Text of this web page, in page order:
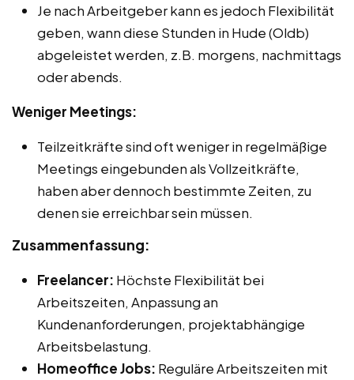
Je nach Arbeitgeber kann es jedoch Flexibilität
geben, wann diese Stunden in Hude (Oldb)
abgeleistet werden, z.B. morgens, nachmittags
oder abends.
Weniger Meetings:
Teilzeitkräfte sind oft weniger in regelmäßige
Meetings eingebunden als Vollzeitkräfte,
haben aber dennoch bestimmte Zeiten, zu
denen sie erreichbar sein müssen.
Zusammenfassung:
Freelancer: Höchste Flexibilität bei
Arbeitszeiten, Anpassung an
Kundenanforderungen, projektabhängige
Arbeitsbelastung.
Homeoffice Jobs: Reguläre Arbeitszeiten mit